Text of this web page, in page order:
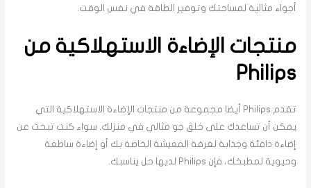
أجواء مثالية لمساحتك وتوفير الطاقة في نفس الوقت.
منتجات الإضاءة الاستهلاكية من
Philips
تقدم Philips أيضا مجموعة من منتجات الإضاءة الاستهلاكية التي
يمكن أن تساعدك على خلق جو مثالي في منزلك. سواء كنت تبحث عن
إضاءة دافئة وجذابة لغرفة المعيشة الخاصة بك أو إضاءة ساطعة
وحيوية لمطبخك، فإن Philips لديها حل يناسبك.